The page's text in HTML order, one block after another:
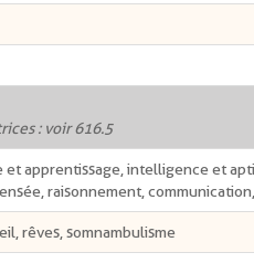
: voir 616.5
et apprentissage, intelligence et
raisonnement,
rêves, somnambulisme